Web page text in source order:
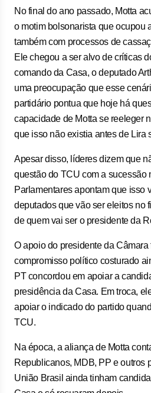
No final do ano passado, Motta
o motim bolsonarista que ocupou
também com processos de
Ele chegou a ser alvo de críticas
comando da Casa, o deputado
uma preocupação que esse
partidário pontua que hoje há
capacidade de Motta se reeleger
que isso não existia antes de Lira
Apesar disso, líderes dizem que
questão do TCU com a sucessão
Parlamentares apontam que isso
deputados que vão ser eleitos no
de quem vai ser o presidente da
O apoio do presidente da Câmara
compromisso político costurado
PT concordou em apoiar a
presidência da Casa. Em troca,
apoiar o indicado do partido
TCU.
Na época, a aliança de Motta
Republicanos, MDB, PP e outros
União Brasil ainda tinham